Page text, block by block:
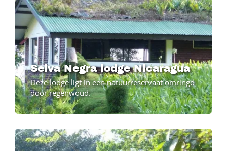
Selva Negra lodge Nicaragua
Deze lodge ligt in een natuurreservaat omringd
door regenwoud.
Image